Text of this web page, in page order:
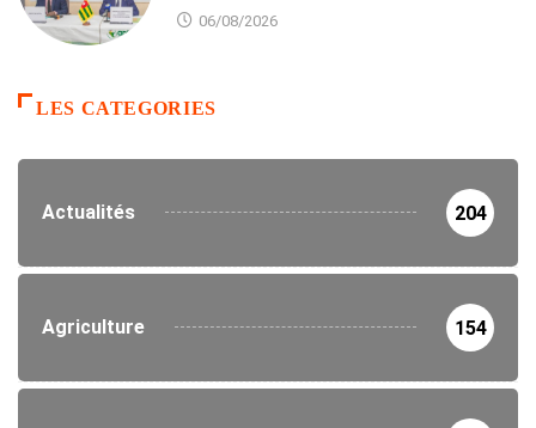
06/08/2026
LES CATEGORIES
Actualités 204
Agriculture 154